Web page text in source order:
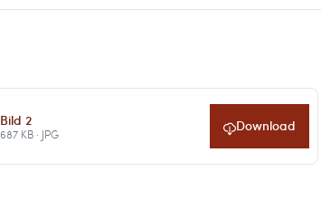
Bild 2
687 KB · JPG Download